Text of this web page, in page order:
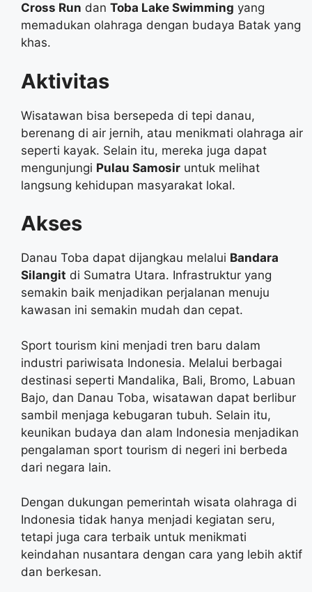
Cross Run dan Toba Lake Swimming yang
memadukan olahraga dengan budaya Batak yang
khas.
Aktivitas
Wisatawan bisa bersepeda di tepi danau,
berenang di air jernih, atau menikmati olahraga air
seperti kayak. Selain itu, mereka juga dapat
mengunjungi Pulau Samosir untuk melihat
langsung kehidupan masyarakat lokal.
Akses
Danau Toba dapat dijangkau melalui Bandara
Silangit di Sumatra Utara. Infrastruktur yang
semakin baik menjadikan perjalanan menuju
kawasan ini semakin mudah dan cepat.
Sport tourism kini menjadi tren baru dalam
industri pariwisata Indonesia. Melalui berbagai
destinasi seperti Mandalika, Bali, Bromo, Labuan
Bajo, dan Danau Toba, wisatawan dapat berlibur
sambil menjaga kebugaran tubuh. Selain itu,
keunikan budaya dan alam Indonesia menjadikan
pengalaman sport tourism di negeri ini berbeda
dari negara lain.
Dengan dukungan pemerintah wisata olahraga di
Indonesia tidak hanya menjadi kegiatan seru,
tetapi juga cara terbaik untuk menikmati
keindahan nusantara dengan cara yang lebih aktif
dan berkesan.